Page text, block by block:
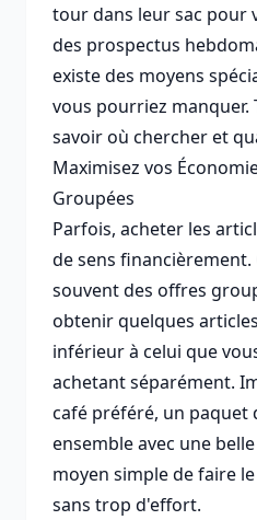
tour dans leur sac pour
des prospectus
existe des moyens
vous pourriez manquer.
savoir où chercher et
Maximisez vos
Groupées
Parfois, acheter les
de sens
souvent des offres
obtenir quelques
inférieur à celui que
achetant séparément.
café préféré, un paquet
ensemble avec une
moyen simple de faire
sans trop d'effort.